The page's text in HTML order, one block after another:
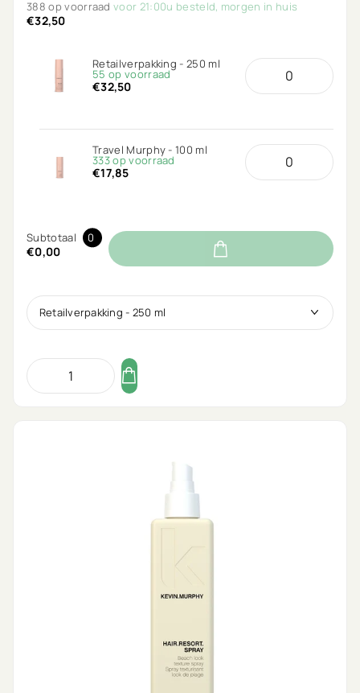
388 op voorraadvoor 21:00u besteld, morgen in huis
€32,50
Retailverpakking - 250 ml
55 op voorraad
€32,50
Travel Murphy - 100 ml
333 op voorraad
€17,85
Subtotaal 0
€0,00